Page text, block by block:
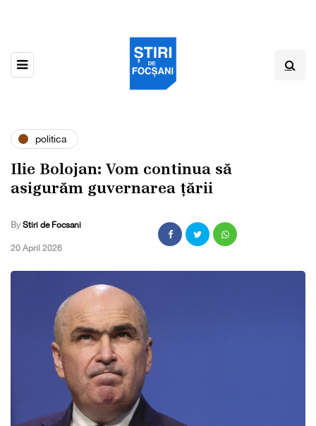
politica
Ilie Bolojan: Vom continua să
asigurăm guvernarea țării
By Stiri de Focsani
,20 April 2026